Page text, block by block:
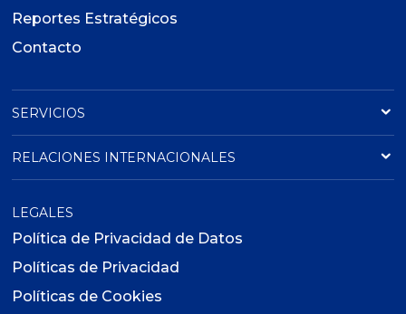
Reportes Estratégicos
Contacto
SERVICIOS
RELACIONES INTERNACIONALES
LEGALES
Política de Privacidad de Datos
Políticas de Privacidad
Políticas de Cookies